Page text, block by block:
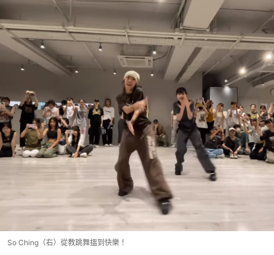
So Ching（右）從教跳舞搵到快樂！